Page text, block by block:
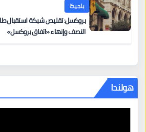
بلجيكا
بروكسل: تقليص شبكة استقبال
النصف وإنهاء «اتفاق بروكسل»
هولندا